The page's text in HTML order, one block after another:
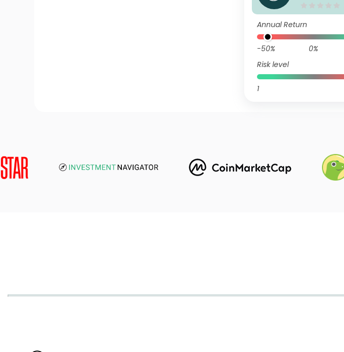
Annual Return
-50% 0%
Risk level
1